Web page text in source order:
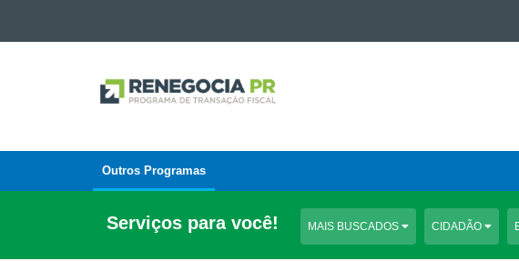
Ir para a buscaPORTAL
DE
DÉBITOS
Navegação
principal
Outros Programas
Serviços para você! MAIS BUSCADOS CIDADÃO